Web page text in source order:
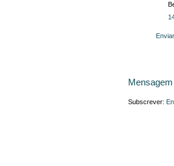
Subscrever: